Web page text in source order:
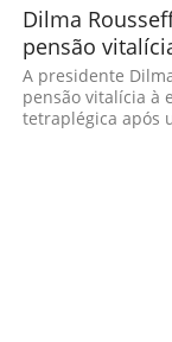
Dilma
pensão
A presidente
pensão vitalícia à
tetraplégica após